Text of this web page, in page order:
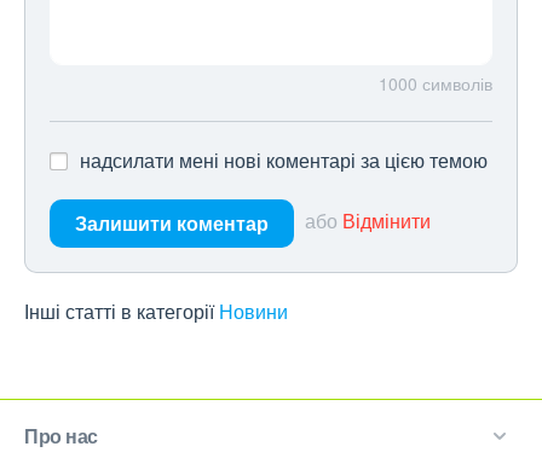
1000 символів
надсилати мені нові коментарі за цією темою
Залишити коментар або Відмінити
Інші статті в категорії Новини
Про нас